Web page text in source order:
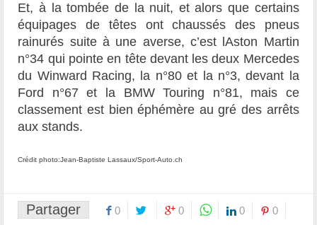
Et, à la tombée de la nuit, et alors que certains
équipages de têtes ont chaussés des pneus
rainurés suite à une averse, c’est lAston Martin
n°34 qui pointe en tête devant les deux Mercedes
du Winward Racing, la n°80 et la n°3, devant la
Ford n°67 et la BMW Touring n°81, mais ce
classement est bien éphémère au gré des arrêts
aux stands.
Crédit photo:Jean-Baptiste Lassaux/Sport-Auto.ch
Partager 0 0 0 0